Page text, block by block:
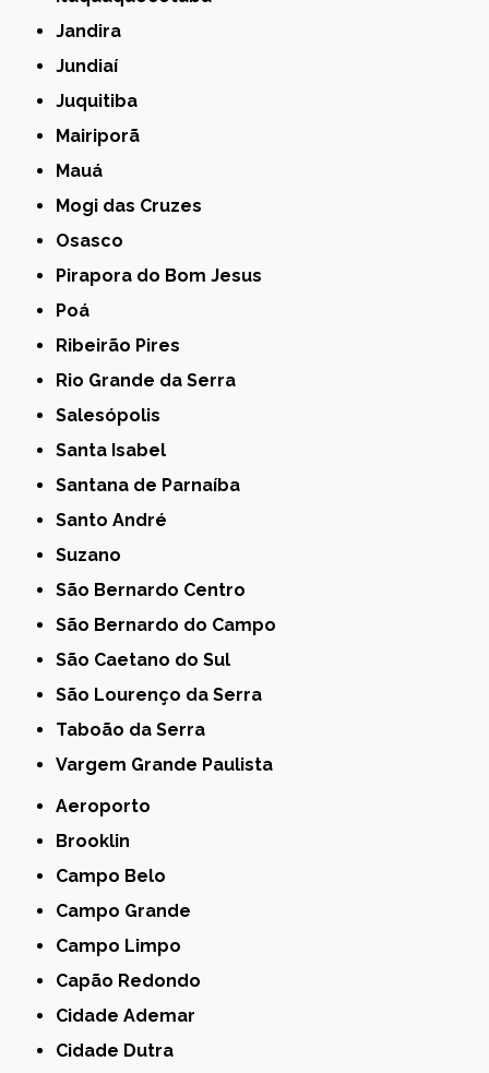
Jandira
Jundiaí
Juquitiba
Mairiporã
Mauá
Mogi das Cruzes
Osasco
Pirapora do Bom Jesus
Poá
Ribeirão Pires
Rio Grande da Serra
Salesópolis
Santa Isabel
Santana de Parnaíba
Santo André
Suzano
São Bernardo Centro
São Bernardo do Campo
São Caetano do Sul
São Lourenço da Serra
Taboão da Serra
Vargem Grande Paulista
Aeroporto
Brooklin
Campo Belo
Campo Grande
Campo Limpo
Capão Redondo
Cidade Ademar
Cidade Dutra